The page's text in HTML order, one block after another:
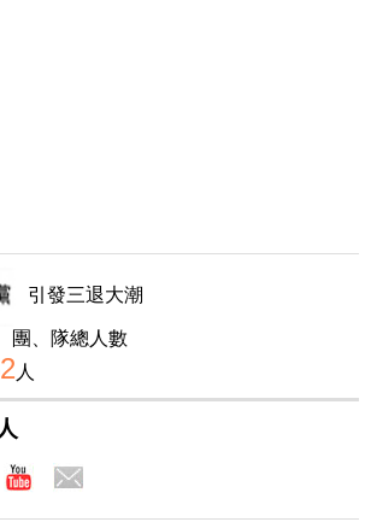
引發三退大潮
團、隊總人數
人